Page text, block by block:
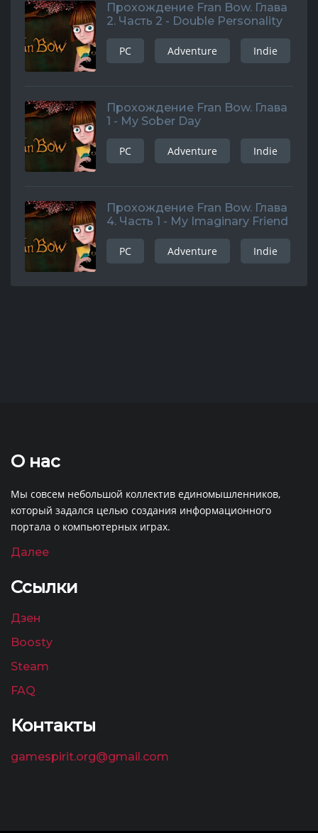
Прохождение Fran Bow. Глава
2. Часть 2 - Double Personality
PC Adventure Indie
Прохождение Fran Bow. Глава
1 - My Sober Day
PC Adventure Indie
Прохождение Fran Bow. Глава
4. Часть 1 - My Imaginary Friend
PC Adventure Indie
О нас
Мы совсем небольшой коллектив единомышленников,
который задался целью создания информационного
портала о компьютерных играх.
Далее
Ссылки
Дзен
Boosty
Steam
FAQ
Контакты
gamespirit.org@gmail.com